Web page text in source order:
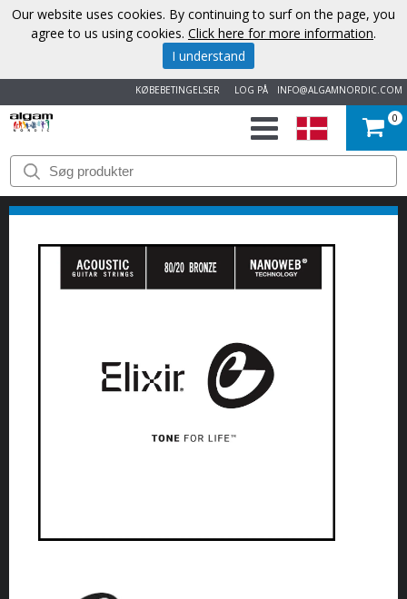
INFO@ALGAMNORDIC.COM
LOG PÅ
KØBEBETINGELSER
START
VAREMÆRKER
NYHEDER
KONTAKT
0
Our website uses cookies. By continuing to surf on the page, you
agree to us using cookies. Click here for more information.
I understand